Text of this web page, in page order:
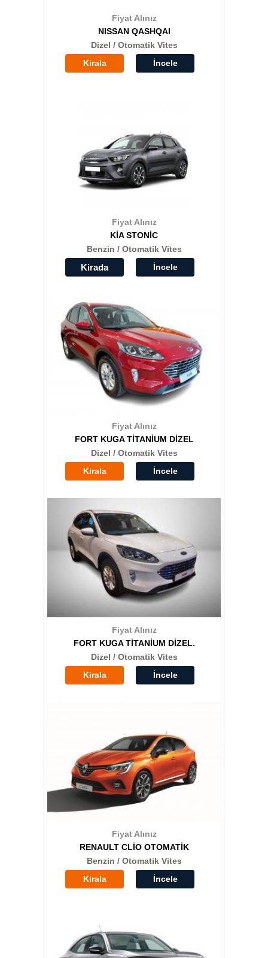
Fiyat Alınız
NISSAN QASHQAI
Dizel / Otomatik Vites
Kirala
İncele
Fiyat Alınız
KİA STONİC
Benzin / Otomatik Vites
Kirada İncele
Fiyat Alınız
FORT KUGA TİTANİUM DİZEL
Dizel / Otomatik Vites
Kirala
İncele
Fiyat Alınız
FORT KUGA TİTANİUM DİZEL.
Dizel / Otomatik Vites
Kirala
İncele
Fiyat Alınız
RENAULT CLİO OTOMATİK
Benzin / Otomatik Vites
Kirala
İncele